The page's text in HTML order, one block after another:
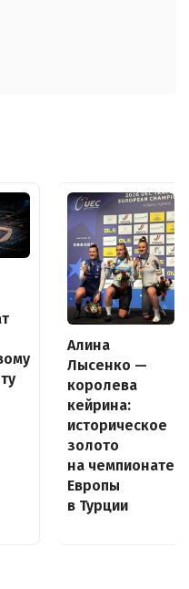
Алина
Лысенко —
королева
кейрина:
историческое
золото
на чемпионате
Европы
в Турции